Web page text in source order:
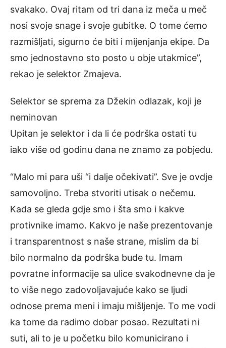
svakako. Ovaj ritam od tri dana iz meča u meč
nosi svoje snage i svoje gubitke. O tome ćemo
razmišljati, sigurno će biti i mijenjanja ekipe. Da
smo jednostavno sto posto u obje utakmice”,
rekao je selektor Zmajeva.
Selektor se sprema za Džekin odlazak, koji je
neminovan
Upitan je selektor i da li će podrška ostati tu
iako više od godinu dana ne znamo za pobjedu.
“Malo mi para uši “i dalje očekivati”. Sve je ovdje
samovoljno. Treba stvoriti utisak o nečemu.
Kada se gleda gdje smo i šta smo i kakve
protivnike imamo. Kakvo je naše prezentovanje
i transparentnost s naše strane, mislim da bi
bilo normalno da podrška bude tu. Imam
povratne informacije sa ulice svakodnevne da je
to više nego zadovoljavajuće kako se ljudi
odnose prema meni i imaju mišljenje. To me vodi
ka tome da radimo dobar posao. Rezultati ni
suti, ali to je u početku bilo komunicirano i